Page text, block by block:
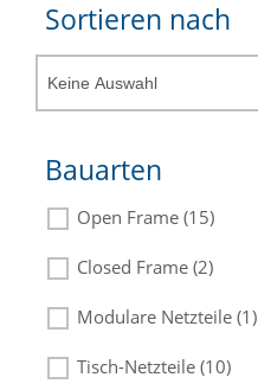
Sortieren nach
Bauarten
Open Frame (15)
Closed Frame (2)
Modulare Netzteile (1)
Tisch-Netzteile (10)